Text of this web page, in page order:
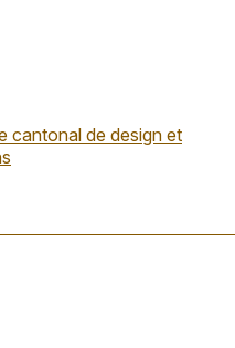
cantonal de design et